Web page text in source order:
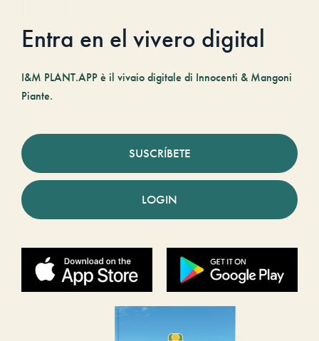
Entra en el vivero digital
I&M PLANT.APP è il vivaio digitale di Innocenti & Mangoni
Piante.
SUSCRÍBETE
LOGIN